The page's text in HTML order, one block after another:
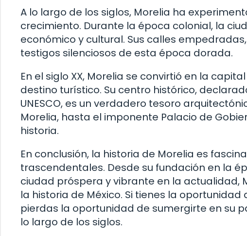
A lo largo de los siglos, Morelia ha
crecimiento. Durante la época colonial, la
económico y cultural. Sus calles
testigos silenciosos de esta época dorada.
En el siglo XX, Morelia se convirtió en la
destino turístico. Su centro histórico,
UNESCO, es un verdadero tesoro
Morelia, hasta el imponente Palacio de
historia.
En conclusión, la historia de Morelia es
trascendentales. Desde su fundación en la
ciudad próspera y vibrante en la actualidad,
la historia de México. Si tienes la
pierdas la oportunidad de sumergirte en su
lo largo de los siglos.